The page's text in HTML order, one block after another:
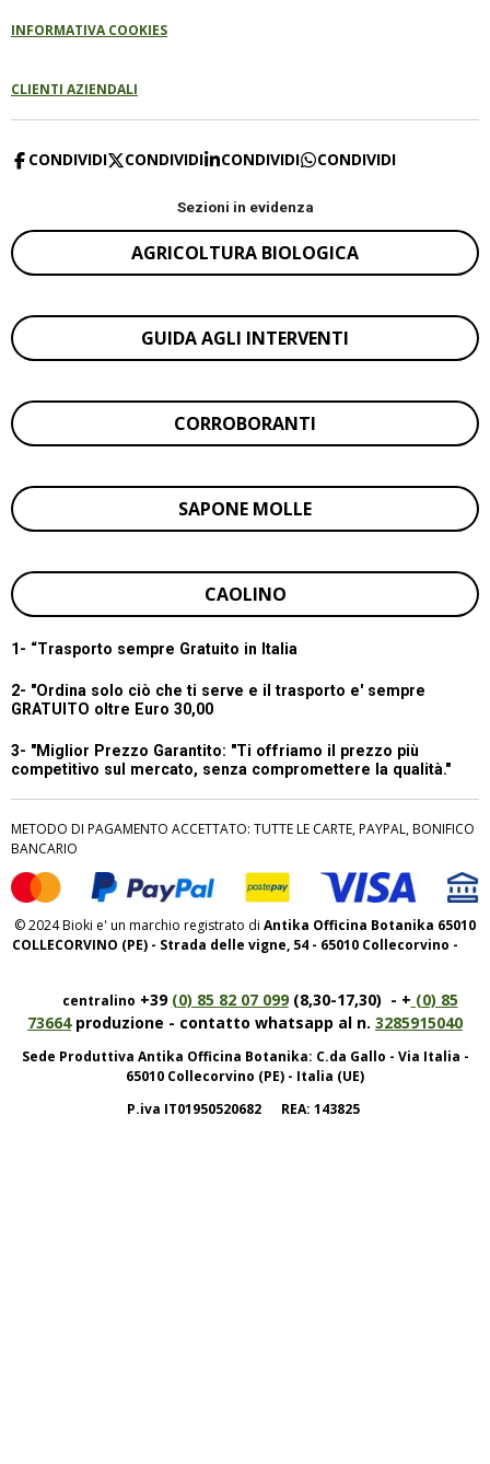
INFORMATIVA COOKIES
CLIENTI AZIENDALI
CONDIVIDI CONDIVIDI CONDIVIDI CONDIVIDI
Sezioni in evidenza
AGRICOLTURA BIOLOGICA
GUIDA AGLI INTERVENTI
CORROBORANTI
SAPONE MOLLE
CAOLINO
1- “Trasporto sempre Gratuito in Italia
2- "Ordina solo ciò che ti serve e il trasporto e' sempre
GRATUITO oltre Euro 30,00
3- "Miglior Prezzo Garantito: "Ti offriamo il prezzo più
competitivo sul mercato, senza compromettere la qualità."
METODO DI PAGAMENTO ACCETTATO: TUTTE LE CARTE, PAYPAL, BONIFICO
BANCARIO
© 2024 Bioki e' un marchio registrato di Antika Officina Botanika 65010
COLLECORVINO (PE) - Strada delle vigne, 54 - 65010 Collecorvino -
centralino +39 (0) 85 82 07 099(8,30-17,30) - + (0) 85
73664produzione - contatto whatsapp al n. 3285915040
Sede Produttiva Antika Officina Botanika: C.da Gallo - Via Italia -
65010 Collecorvino (PE) - Italia (UE)
P.iva IT01950520682 REA: 143825